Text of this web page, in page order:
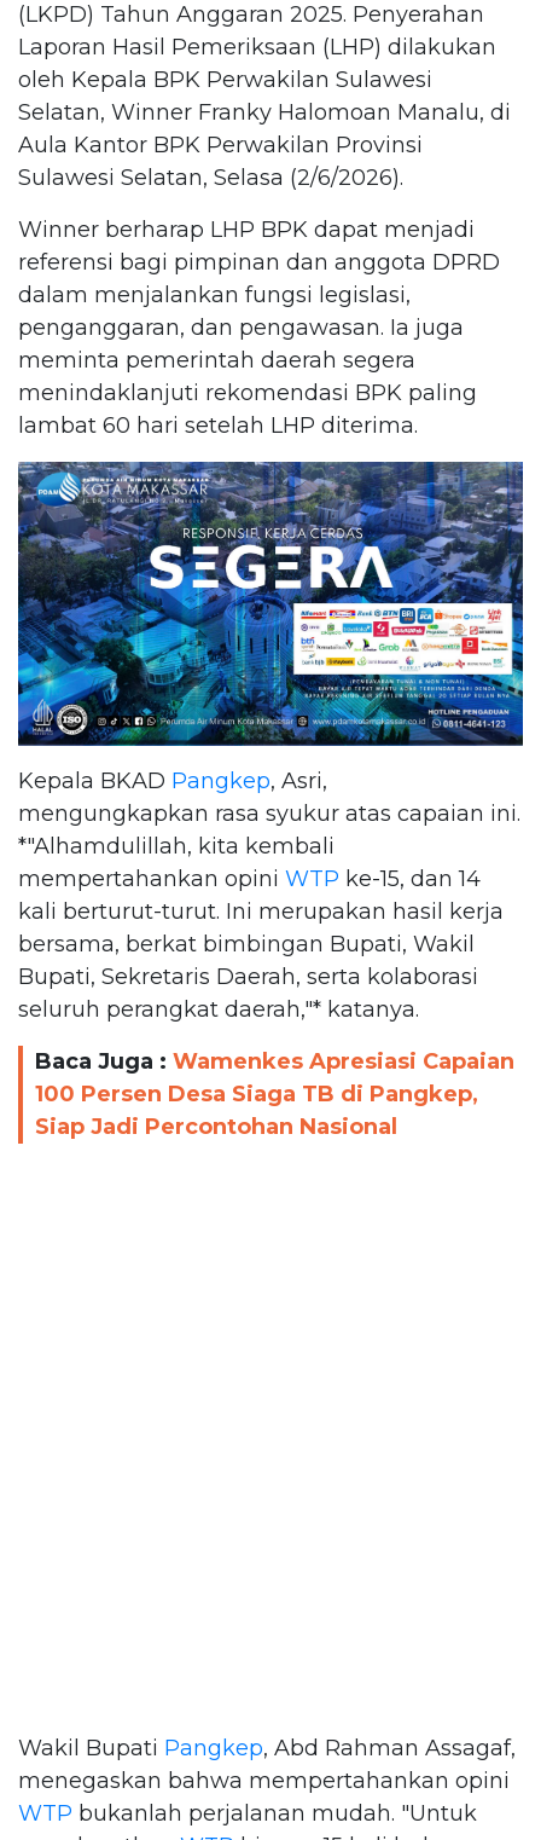
(LKPD) Tahun Anggaran 2025. Penyerahan
Laporan Hasil Pemeriksaan (LHP) dilakukan
oleh Kepala BPK Perwakilan Sulawesi
Selatan, Winner Franky Halomoan Manalu, di
Aula Kantor BPK Perwakilan Provinsi
Sulawesi Selatan, Selasa (2/6/2026).
Winner berharap LHP BPK dapat menjadi
referensi bagi pimpinan dan anggota DPRD
dalam menjalankan fungsi legislasi,
penganggaran, dan pengawasan. Ia juga
meminta pemerintah daerah segera
menindaklanjuti rekomendasi BPK paling
lambat 60 hari setelah LHP diterima.
Kepala BKAD Pangkep, Asri,
mengungkapkan rasa syukur atas capaian ini.
*"Alhamdulillah, kita kembali
mempertahankan opini WTP ke-15, dan 14
kali berturut-turut. Ini merupakan hasil kerja
bersama, berkat bimbingan Bupati, Wakil
Bupati, Sekretaris Daerah, serta kolaborasi
seluruh perangkat daerah,"* katanya.
Baca Juga : Wamenkes Apresiasi Capaian
100 Persen Desa Siaga TB di Pangkep,
Siap Jadi Percontohan Nasional
Wakil Bupati Pangkep, Abd Rahman Assagaf,
menegaskan bahwa mempertahankan opini
WTP bukanlah perjalanan mudah. "Untuk